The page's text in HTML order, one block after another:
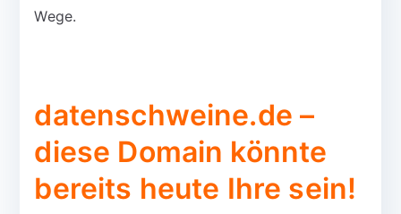
Wege.
datenschweine.de –
diese Domain könnte
bereits heute Ihre sein!